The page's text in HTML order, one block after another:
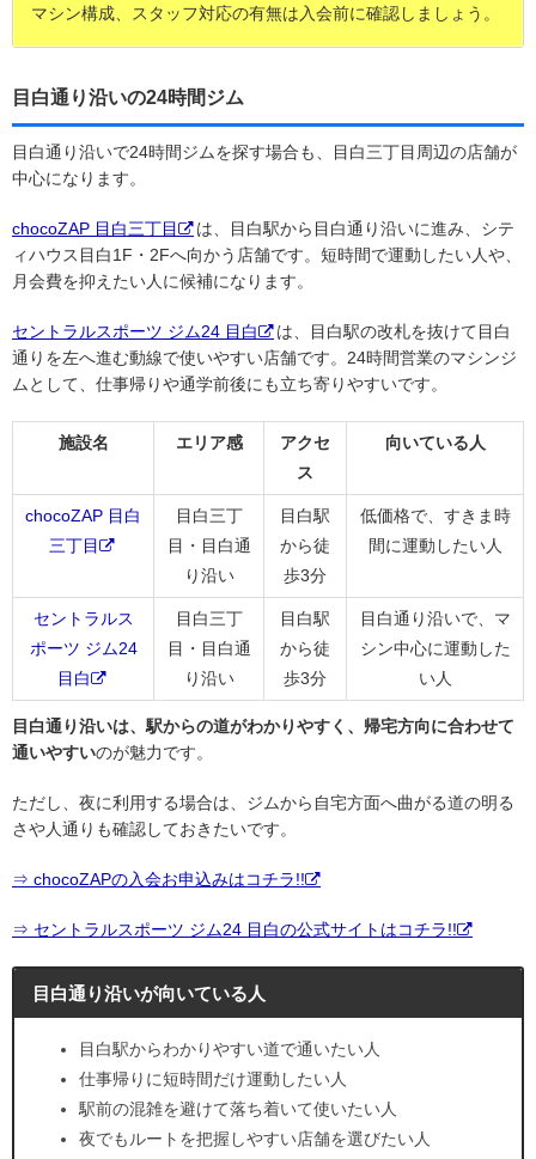
マシン構成、スタッフ対応の有無は入会前に確認しましょう。
目白通り沿いの24時間ジム
目白通り沿いで24時間ジムを探す場合も、目白三丁目周辺の店舗が
中心になります。
chocoZAP 目白三丁目
は、目白駅から目白通り沿いに進み、シテ
ィハウス目白1F・2Fへ向かう店舗です。短時間で運動したい人や、
月会費を抑えたい人に候補になります。
セントラルスポーツ ジム24 目白
は、目白駅の改札を抜けて目白
通りを左へ進む動線で使いやすい店舗です。24時間営業のマシンジ
ムとして、仕事帰りや通学前後にも立ち寄りやすいです。
施設名 エリア感
アクセ
ス
向いている人
chocoZAP 目白
三丁目
目白三丁
目・目白通
り沿い
目白駅
から徒
歩3分
低価格で、すきま時
間に運動したい人
セントラルス
ポーツ ジム24
目白
目白三丁
目・目白通
り沿い
目白駅
から徒
歩3分
目白通り沿いで、マ
シン中心に運動した
い人
目白通り沿いは、駅からの道がわかりやすく、帰宅方向に合わせて
通いやすいのが魅力です。
ただし、夜に利用する場合は、ジムから自宅方面へ曲がる道の明る
さや人通りも確認しておきたいです。
⇒ chocoZAPの入会お申込みはコチラ!!
⇒ セントラルスポーツ ジム24 目白の公式サイトはコチラ!!
目白通り沿いが向いている人
目白駅からわかりやすい道で通いたい人
仕事帰りに短時間だけ運動したい人
駅前の混雑を避けて落ち着いて使いたい人
夜でもルートを把握しやすい店舗を選びたい人